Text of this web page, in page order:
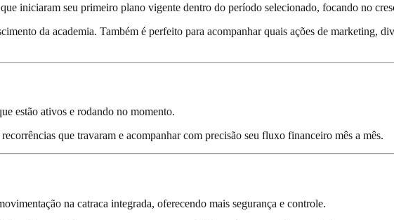
iniciaram seu primeiro plano vigente dentro do período selecionado, focando no
da academia. Também é perfeito para acompanhar quais ações de marketing,
estão ativos e rodando no momento.
que travaram e acompanhar com precisão seu fluxo financeiro mês a mês.
na catraca integrada, oferecendo mais segurança e controle.